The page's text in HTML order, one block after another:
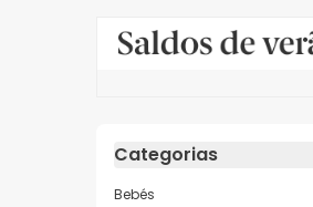
Categorias
Bebés